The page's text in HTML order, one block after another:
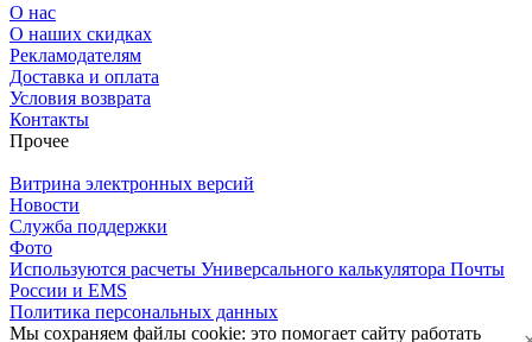
О нас
О наших скидках
Рекламодателям
Доставка и оплата
Условия возврата
Контакты
Прочее
Витрина электронных версий
Новости
Служба поддержки
Фото
Используются расчеты Универсального калькулятора Почты
России и EMS
Политика персональных данных
Мы сохраняем файлы cookie: это помогает сайту работать